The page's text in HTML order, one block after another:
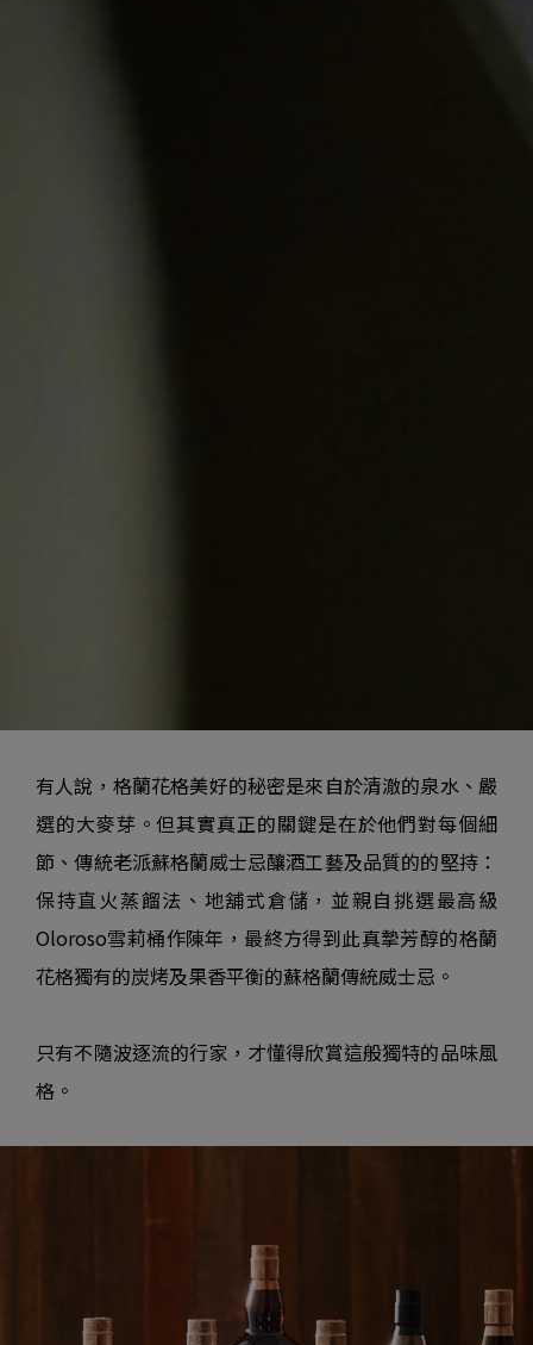
有人說，格蘭花格美好的秘密是來自於清澈的泉水、嚴
選的大麥芽。但其實真正的關鍵是在於他們對每個細
節、傳統老派蘇格蘭威士忌釀酒工藝及品質的的堅持：
保持直火蒸餾法、地舖式倉儲，並親自挑選最高級
Oloroso雪莉桶作陳年，最終方得到此真摯芳醇的格蘭
花格獨有的炭烤及果香平衡的蘇格蘭傳統威士忌。
只有不隨波逐流的行家，才懂得欣賞這般獨特的品味風
格。